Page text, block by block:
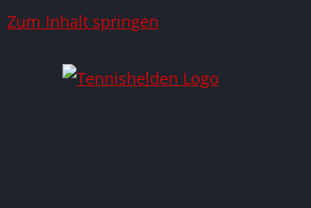
Zum Inhalt springen